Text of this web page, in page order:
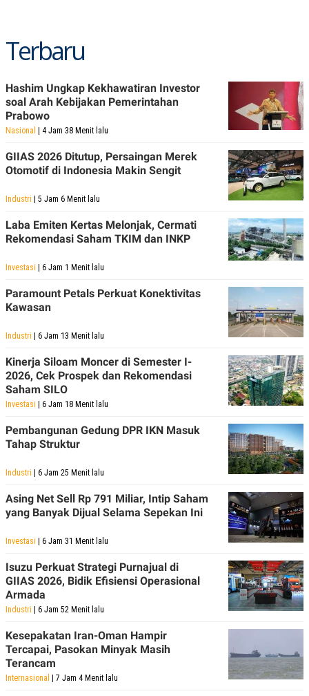
I
S
G
K
G
M
D
I
A
I
SITEMAPPROFILETERM
PEDOMAN
PEMBERITAAN
PRIVACY
Terbaru
Hashim Ungkap Kekhawatiran Investor
soal Arah Kebijakan Pemerintahan
Prabowo
Nasional | 4 Jam 38 Menit lalu
GIIAS 2026 Ditutup, Persaingan Merek
Otomotif di Indonesia Makin Sengit
Industri | 5 Jam 6 Menit lalu
Laba Emiten Kertas Melonjak, Cermati
Rekomendasi Saham TKIM dan INKP
Investasi | 6 Jam 1 Menit lalu
Paramount Petals Perkuat Konektivitas
Kawasan
Industri | 6 Jam 13 Menit lalu
Kinerja Siloam Moncer di Semester I-
2026, Cek Prospek dan Rekomendasi
Saham SILO
Investasi | 6 Jam 18 Menit lalu
Pembangunan Gedung DPR IKN Masuk
Tahap Struktur
Industri | 6 Jam 25 Menit lalu
Asing Net Sell Rp 791 Miliar, Intip Saham
yang Banyak Dijual Selama Sepekan Ini
Investasi | 6 Jam 31 Menit lalu
Isuzu Perkuat Strategi Purnajual di
GIIAS 2026, Bidik Efisiensi Operasional
Armada
Industri | 6 Jam 52 Menit lalu
Kesepakatan Iran-Oman Hampir
Tercapai, Pasokan Minyak Masih
Terancam
Internasional | 7 Jam 4 Menit lalu